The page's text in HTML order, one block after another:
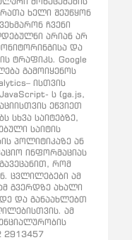
ხელი შეუწყონ
ჩვენი
არიან არ
და
ტრაფიკს. Google
გამოიყენოს
ისთვის
ს (ga.js,
ეწვიეთ
სხვა საიტებზე,
საიტის
პოლიტიკაზე ან
ინფორმაციას
რომ
ცვლილებები ამ
გვერდზე ახალი
და განაახლებთ
ამ
2913457